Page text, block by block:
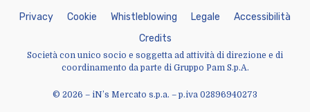
© 2026 – iN’s Mercato s.p.a. – p.iva 02896940273
Privacy Cookie Whist eb owing Lega e Accessibi ità
Credits
Società con unico socio e soggetta ad attività di direzione e di
coordinamento da parte di Gruppo Pam S.p.A.